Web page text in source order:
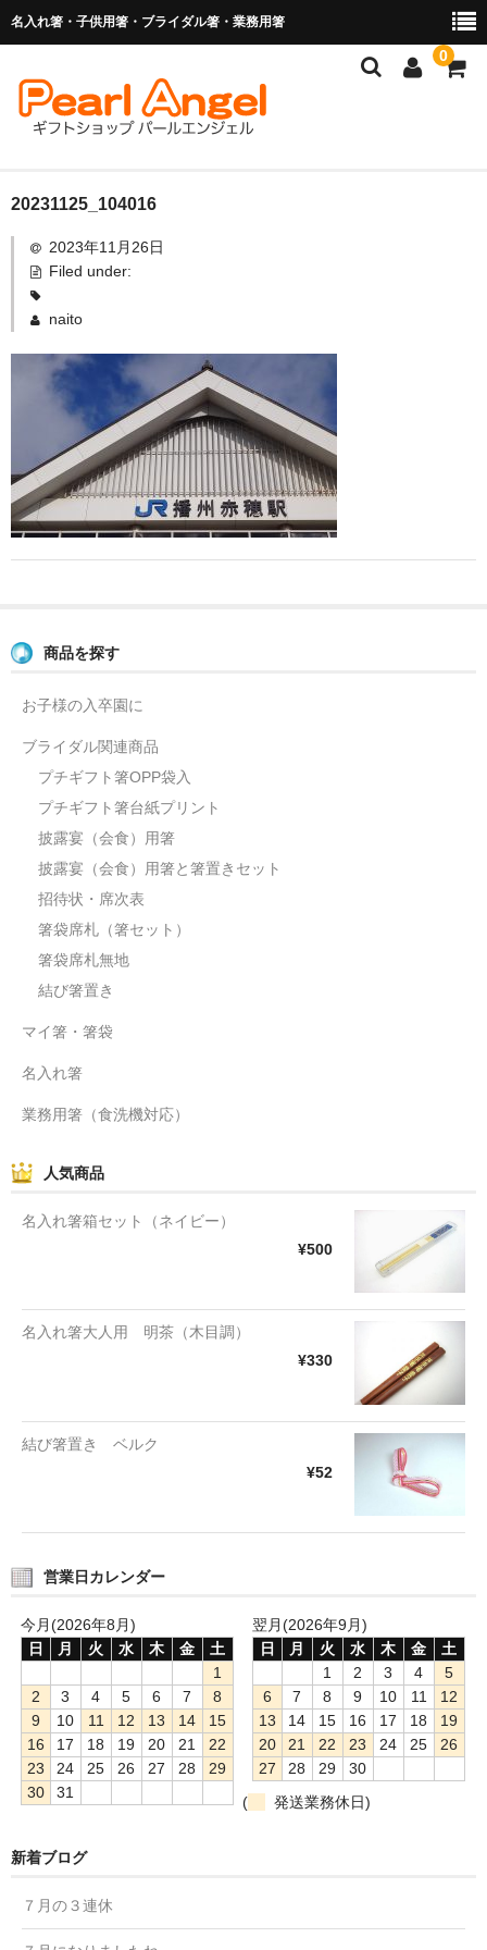
名入れ箸・子供用箸・ブライダル箸・業務用箸
0
商品を探す
お子様の入卒園に
業務用箸（食洗機対応）
マイ箸・箸袋
ご利用ガイド
よくあるご質問
20231125_104016
2023年11月26日
Filed under:
naito
商品を探す
お子様の入卒園に
ブライダル関連商品
プチギフト箸OPP袋入
プチギフト箸台紙プリント
披露宴（会食）用箸
披露宴（会食）用箸と箸置きセット
招待状・席次表
箸袋席札（箸セット）
箸袋席札無地
結び箸置き
マイ箸・箸袋
名入れ箸
業務用箸（食洗機対応）
人気商品
名入れ箸箱セット（ネイビー）
¥500
名入れ箸大人用 明茶（木目調）
¥330
結び箸置き ベルク
¥52
営業日カレンダー
今月(2026年8月)
日
月 火 水 木 金
土
1
2
3 4 5 6 7
8
9
10 11 12 13 14
15
16
17 18 19 20 21
22
23
24 25 26 27 28
29
30
31
翌月(2026年9月)
日
月 火 水 木 金
土
1
2 3 4
5
6
7 8 9 10 11
12
13
14 15 16 17 18
19
20
21 22 23 24 25
26
27
28 29
30
(
発送業務休日)
新着ブログ
７月の３連休